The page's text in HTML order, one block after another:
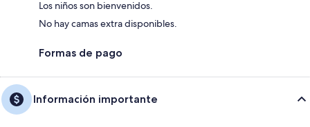
Los niños son bienvenidos.
No hay camas extra disponibles.
Formas de pago
Información importante